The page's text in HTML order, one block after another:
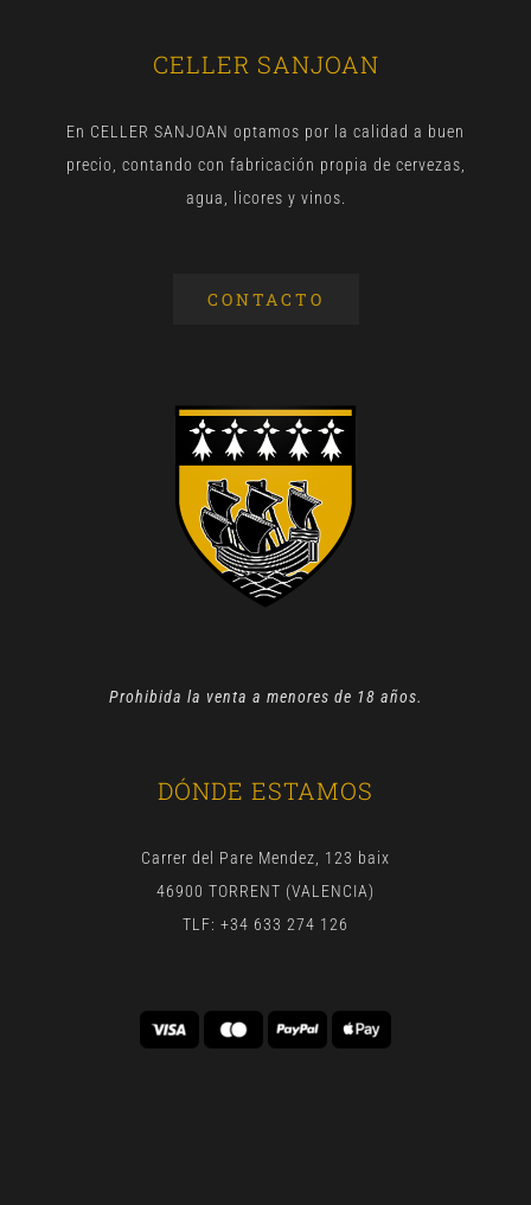
CELLER SANJOAN
En CELLER SANJOAN optamos por la calidad a buen
precio, contando con fabricación propia de cervezas,
agua, licores y vinos.
CONTACTO
Prohibida la venta a menores de 18 años.
DÓNDE ESTAMOS
Carrer del Pare Mendez, 123 baix
46900 TORRENT (VALENCIA)
TLF: +34 633 274 126